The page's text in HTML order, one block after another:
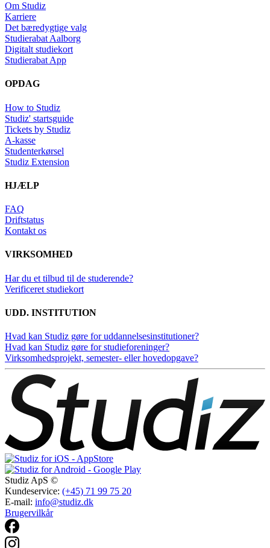
Om Studiz
Karriere
Det bæredygtige valg
Studierabat Aalborg
Digitalt studiekort
Studierabat App
OPDAG
How to Studiz
Studiz' startsguide
Tickets by Studiz
A-kasse
Studenterkørsel
Studiz Extension
HJÆLP
FAQ
Driftstatus
Kontakt os
VIRKSOMHED
Har du et tilbud til de studerende?
Verificeret studiekort
UDD. INSTITUTION
Hvad kan Studiz gøre for uddannelsesinstitutioner?
Hvad kan Studiz gøre for studieforeninger?
Virksomhedsprojekt, semester- eller hovedopgave?
Studiz ApS ©
Kundeservice: (+45) 71 99 75 20
E-mail: info@studiz.dk
Brugervilkår